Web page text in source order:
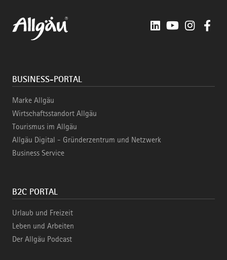
LinkedInYouTube
BUSINESS-PORTAL
Marke Allgäu
Wirtschaftsstandort Allgäu
Tourismus im Allgäu
Allgäu Digital - Gründerzentrum und Netzwerk
Business Service
B2C PORTAL
Urlaub und Freizeit
Leben und Arbeiten
Der Allgäu Podcast